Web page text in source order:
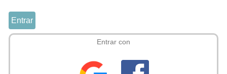
Entrar
Entrar con